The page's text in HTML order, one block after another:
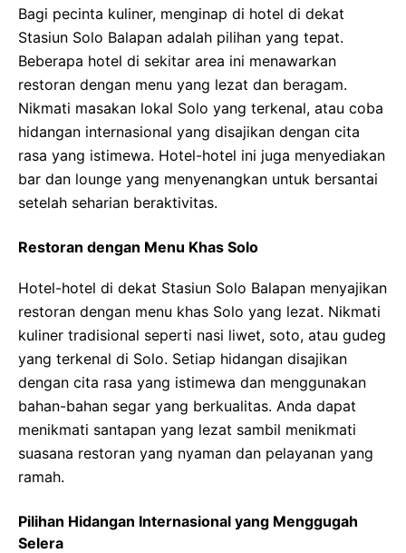
Bagi pecinta kuliner, menginap di hotel di dekat
Stasiun Solo Balapan adalah pilihan yang tepat.
Beberapa hotel di sekitar area ini menawarkan
restoran dengan menu yang lezat dan beragam.
Nikmati masakan lokal Solo yang terkenal, atau coba
hidangan internasional yang disajikan dengan cita
rasa yang istimewa. Hotel-hotel ini juga menyediakan
bar dan lounge yang menyenangkan untuk bersantai
setelah seharian beraktivitas.
Restoran dengan Menu Khas Solo
Hotel-hotel di dekat Stasiun Solo Balapan menyajikan
restoran dengan menu khas Solo yang lezat. Nikmati
kuliner tradisional seperti nasi liwet, soto, atau gudeg
yang terkenal di Solo. Setiap hidangan disajikan
dengan cita rasa yang istimewa dan menggunakan
bahan-bahan segar yang berkualitas. Anda dapat
menikmati santapan yang lezat sambil menikmati
suasana restoran yang nyaman dan pelayanan yang
ramah.
Pilihan Hidangan Internasional yang Menggugah
Selera